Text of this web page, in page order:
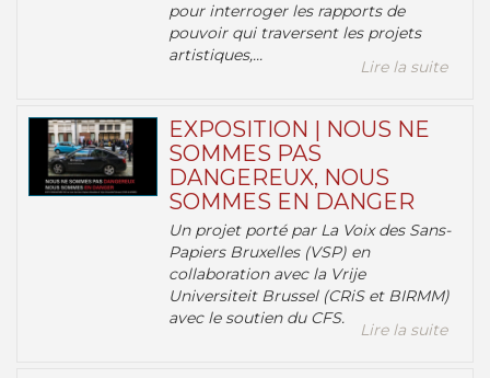
pour interroger les rapports de
pouvoir qui traversent les projets
artistiques,...
Lire la suite
EXPOSITION | NOUS NE
SOMMES PAS
DANGEREUX, NOUS
SOMMES EN DANGER
Un projet porté par La Voix des Sans-
Papiers Bruxelles (VSP) en
collaboration avec la Vrije
Universiteit Brussel (CRiS et BIRMM)
avec le soutien du CFS.
Lire la suite